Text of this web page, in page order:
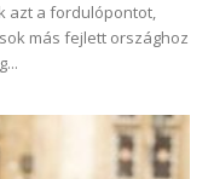
azt a fordulópontot,
más fejlett országhoz